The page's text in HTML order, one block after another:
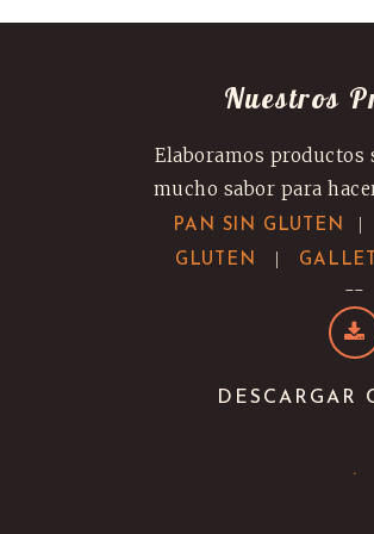
Nuestros
Elaboramos
mucho sabor para
PAN SIN GLUTEN
GLUTEN
|
--
DESCARGAR
.